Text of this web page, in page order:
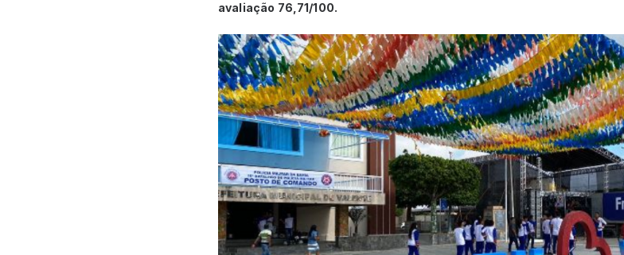
avaliação 76,71/100.